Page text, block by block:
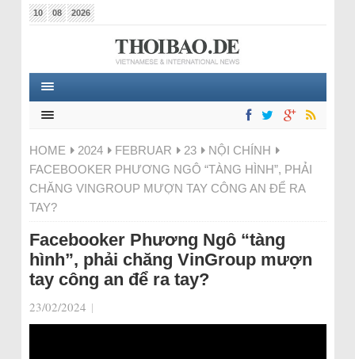
10 08 2026
HOME 2024 FEBRUAR 23
NỘI CHÍNH
FACEBOOKER PHƯƠNG NGÔ “TÀNG HÌNH”, PHẢI
CHĂNG VINGROUP MƯỢN TAY CÔNG AN ĐỂ RA
TAY?
Facebooker Phương Ngô “tàng
hình”, phải chăng VinGroup mượn
tay công an để ra tay?
23/02/2024 |